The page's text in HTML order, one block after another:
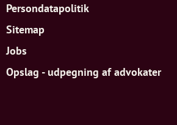
Persondatapolitik
Sitemap
Jobs
Opslag - udpegning af advokater